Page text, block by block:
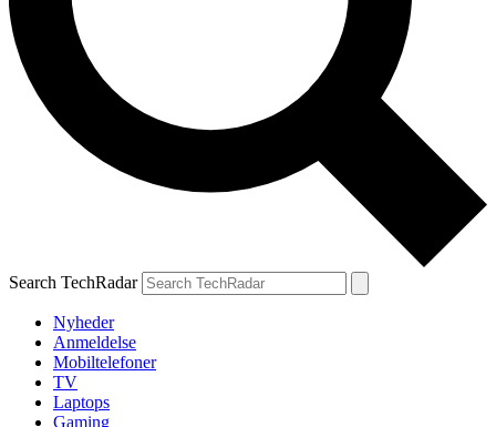
Search TechRadar
Nyheder
Anmeldelse
Mobiltelefoner
TV
Laptops
Gaming